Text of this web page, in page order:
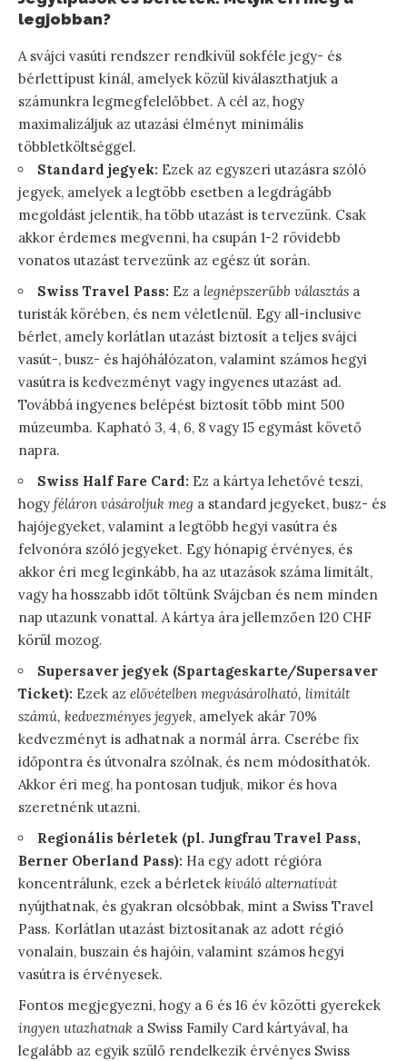
legjobban?
A svájci vasúti rendszer rendkívül sokféle jegy- és
bérlettípust kínál, amelyek közül kiválaszthatjuk a
számunkra legmegfelelőbbet. A cél az, hogy
maximalizáljuk az utazási élményt minimális
többletköltséggel.
Standard jegyek: Ezek az egyszeri utazásra szóló
jegyek, amelyek a legtöbb esetben a legdrágább
megoldást jelentik, ha több utazást is tervezünk. Csak
akkor érdemes megvenni, ha csupán 1-2 rövidebb
vonatos utazást tervezünk az egész út során.
Swiss Travel Pass: Ez a legnépszerűbb választás a
turisták körében, és nem véletlenül. Egy all-inclusive
bérlet, amely korlátlan utazást biztosít a teljes svájci
vasút-, busz- és hajóhálózaton, valamint számos hegyi
vasútra is kedvezményt vagy ingyenes utazást ad.
Továbbá ingyenes belépést biztosít több mint 500
múzeumba. Kapható 3, 4, 6, 8 vagy 15 egymást követő
napra.
Swiss Half Fare Card: Ez a kártya lehetővé teszi,
hogy féláron vásároljuk meg a standard jegyeket, busz- és
hajójegyeket, valamint a legtöbb hegyi vasútra és
felvonóra szóló jegyeket. Egy hónapig érvényes, és
akkor éri meg leginkább, ha az utazások száma limitált,
vagy ha hosszabb időt töltünk Svájcban és nem minden
nap utazunk vonattal. A kártya ára jellemzően 120 CHF
körül mozog.
Supersaver jegyek (Spartageskarte/Supersaver
Ticket): Ezek az elővételben megvásárolható, limitált
számú, kedvezményes jegyek, amelyek akár 70%
kedvezményt is adhatnak a normál árra. Cserébe fix
időpontra és útvonalra szólnak, és nem módosíthatók.
Akkor éri meg, ha pontosan tudjuk, mikor és hova
szeretnénk utazni.
Regionális bérletek (pl. Jungfrau Travel Pass,
Berner Oberland Pass): Ha egy adott régióra
koncentrálunk, ezek a bérletek kiváló alternatívát
nyújthatnak, és gyakran olcsóbbak, mint a Swiss Travel
Pass. Korlátlan utazást biztosítanak az adott régió
vonalain, buszain és hajóin, valamint számos hegyi
vasútra is érvényesek.
Fontos megjegyezni, hogy a 6 és 16 év közötti gyerekek
ingyen utazhatnak a Swiss Family Card kártyával, ha
legalább az egyik szülő rendelkezik érvényes Swiss